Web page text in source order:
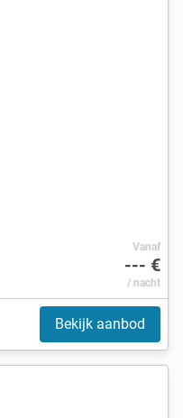
Vanaf
--- €
/ nacht
Bekijk aanbod